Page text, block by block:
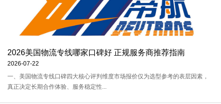
2026美国物流专线哪家口碑好 正规服务商推荐指南
2026-07-22
一、美国物流专线口碑四大核心评判维度市场报价仅为选型参考的表层因素，
真正决定长期合作体验、服务稳定性...